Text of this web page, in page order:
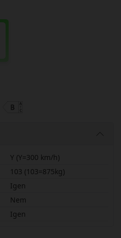
Y (Y=300 km/h)
103 (103=875kg)
Igen
Nem
Igen